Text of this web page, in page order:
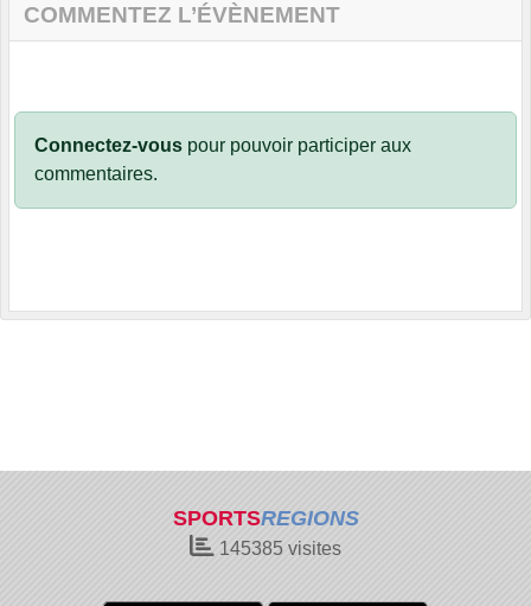
COMMENTEZ L’ÉVÈNEMENT
Connectez-vous pour pouvoir participer aux
commentaires.
SPORTSREGIONS
145385 visites